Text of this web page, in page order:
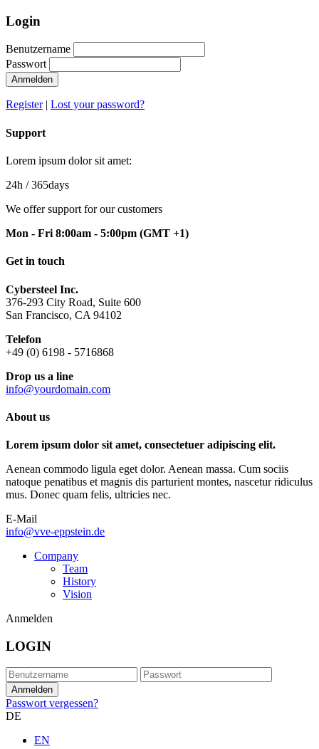
Login
Benutzername
Passwort
Anmelden
Register| Lost your password?
Support
Lorem ipsum dolor sit amet:
24h / 365days
We offer support for our customers
Mon - Fri 8:00am - 5:00pm (GMT +1)
Get in touch
Cybersteel Inc.
376-293 City Road, Suite 600
San Francisco, CA 94102
Telefon
+49 (0) 6198 - 5716868
Drop us a line
info@yourdomain.com
About us
Lorem ipsum dolor sit amet, consectetuer adipiscing elit.
Aenean commodo ligula eget dolor. Aenean massa. Cum sociis
natoque penatibus et magnis dis parturient montes, nascetur ridiculus
mus. Donec quam felis, ultricies nec.
E-Mail
info@vve-eppstein.de
Company
Team
History
Vision
Anmelden
LOGIN
Passwort vergessen?
DE
EN